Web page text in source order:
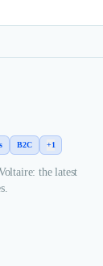
B2C +1
the latest